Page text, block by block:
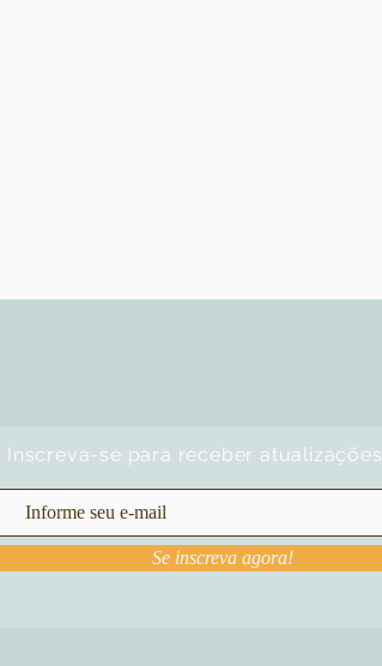
Inscreva-se para receber atualizações
Se inscreva agora!